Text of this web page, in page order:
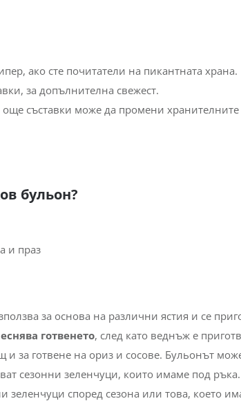
ако сте почитатели на пикантната храна.
за допълнителна свежест.
съставки може да промени хранителните
бульон?
за основа на различни ястия и се
готвенето, след като веднъж е
за готвене на ориз и сосове. Бульонът
сезонни зеленчуци, които имаме под
зеленчуци според сезона или това, което